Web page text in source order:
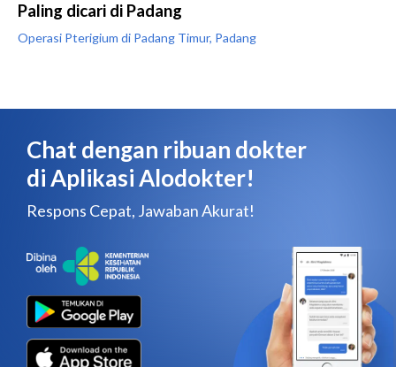
Paling dicari di Padang
Operasi Pterigium di Padang Timur, Padang